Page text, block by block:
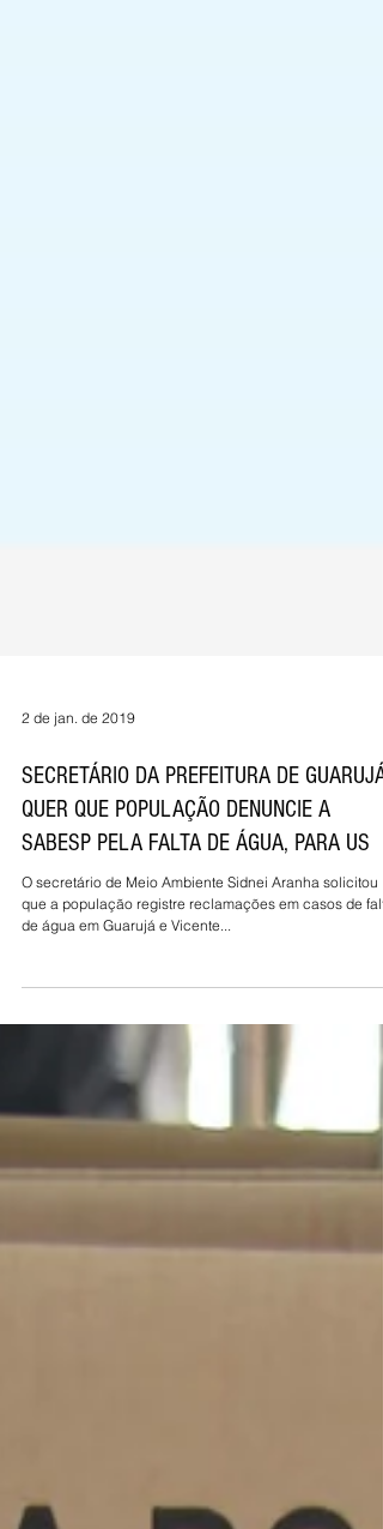
2 de jan. de 2019
SECRETÁRIO DA PREFEITURA DE GUARUJÁ
QUER QUE POPULAÇÃO DENUNCIE A
SABESP PELA FALTA DE ÁGUA, PARA US
que a população registre reclamações em casos de